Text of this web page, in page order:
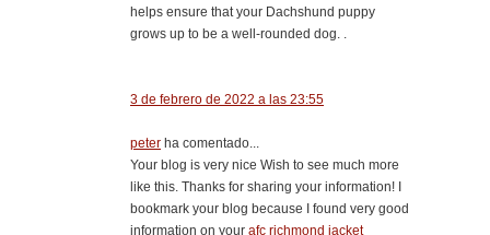
helps ensure that your Dachshund puppy
grows up to be a well-rounded dog. .
3 de febrero de 2022 a las 23:55
peter ha comentado...
Your blog is very nice Wish to see much more
like this. Thanks for sharing your information! I
bookmark your blog because I found very good
information on your afc richmond jacket